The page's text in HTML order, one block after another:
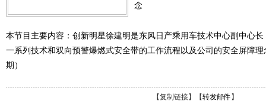
念
本节目主要内容：创新明星徐建明是东风日产乘用车技术中心副中心
一系列技术和双向预警爆燃式安全带的工作流程以及公司的安全屏障
期）
【复制链接】【转发邮件 】